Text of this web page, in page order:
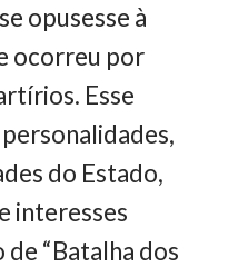
opusesse à
ocorreu por
Esse
do Estado,
interesses
“Batalha dos